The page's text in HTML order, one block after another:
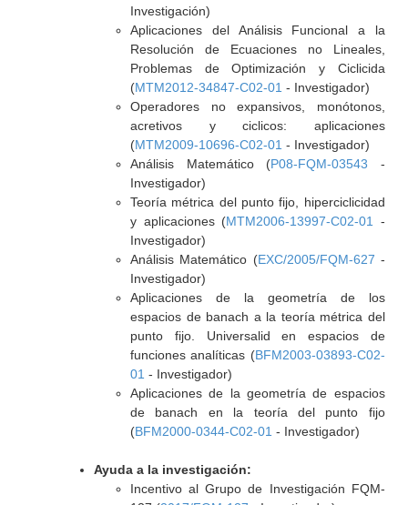
Investigación)
Aplicaciones del Análisis Funcional a la
Resolución de Ecuaciones no Lineales,
Problemas de Optimización y Ciclicida
(MTM2012-34847-C02-01 - Investigador)
Operadores no expansivos, monótonos,
acretivos y ciclicos: aplicaciones
(MTM2009-10696-C02-01 - Investigador)
Análisis Matemático (P08-FQM-03543 -
Investigador)
Teoría métrica del punto fijo, hiperciclicidad
y aplicaciones (MTM2006-13997-C02-01
-
Investigador)
Análisis Matemático (EXC/2005/FQM-627 -
Investigador)
Aplicaciones de la geometría de los
espacios de banach a la teoría métrica del
punto fijo. Universalid en espacios de
funciones analíticas (BFM2003-03893-C02-
01 - Investigador)
Aplicaciones de la geometría de espacios
de banach en la teoría del punto fijo
(BFM2000-0344-C02-01 - Investigador)
Ayuda a la investigación:
Incentivo al Grupo de Investigación FQM-